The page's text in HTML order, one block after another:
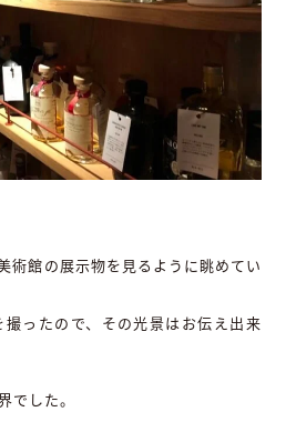
術館の展示物を見るように眺めてい
ったので、その光景はお伝え出来
でした。